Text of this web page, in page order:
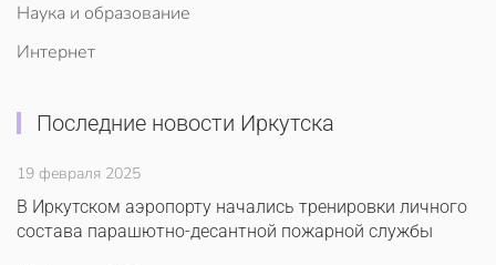
Наука и образование
Интернет
Последние новости Иркутска
19 февраля 2025
В Иркутском аэропорту начались тренировки личного
состава парашютно-десантной пожарной службы